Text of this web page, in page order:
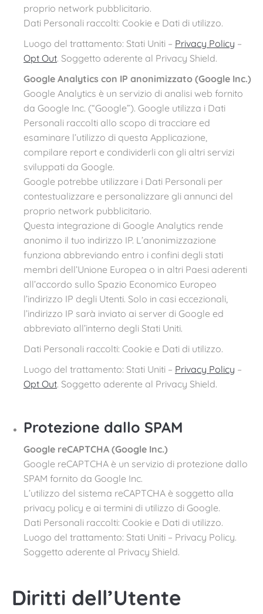
proprio network pubblicitario.
Dati Personali raccolti: Cookie e Dati di utilizzo.
Luogo del trattamento: Stati Uniti – Privacy Policy –
Opt Out. Soggetto aderente al Privacy Shield.
Google Analytics con IP anonimizzato (Google Inc.)
Google Analytics è un servizio di analisi web fornito
da Google Inc. (“Google”). Google utilizza i Dati
Personali raccolti allo scopo di tracciare ed
esaminare l’utilizzo di questa Applicazione,
compilare report e condividerli con gli altri servizi
sviluppati da Google.
Google potrebbe utilizzare i Dati Personali per
contestualizzare e personalizzare gli annunci del
proprio network pubblicitario.
Questa integrazione di Google Analytics rende
anonimo il tuo indirizzo IP. L’anonimizzazione
funziona abbreviando entro i confini degli stati
membri dell’Unione Europea o in altri Paesi aderenti
all’accordo sullo Spazio Economico Europeo
l’indirizzo IP degli Utenti. Solo in casi eccezionali,
l’indirizzo IP sarà inviato ai server di Google ed
abbreviato all’interno degli Stati Uniti.
Dati Personali raccolti: Cookie e Dati di utilizzo.
Luogo del trattamento: Stati Uniti – Privacy Policy –
Opt Out. Soggetto aderente al Privacy Shield.
Protezione dallo SPAM
Google reCAPTCHA (Google Inc.)
Google reCAPTCHA è un servizio di protezione dallo
SPAM fornito da Google Inc.
L’utilizzo del sistema reCAPTCHA è soggetto alla
privacy policy e ai termini di utilizzo di Google.
Dati Personali raccolti: Cookie e Dati di utilizzo.
Luogo del trattamento: Stati Uniti – Privacy Policy.
Soggetto aderente al Privacy Shield.
Diritti dell’Utente